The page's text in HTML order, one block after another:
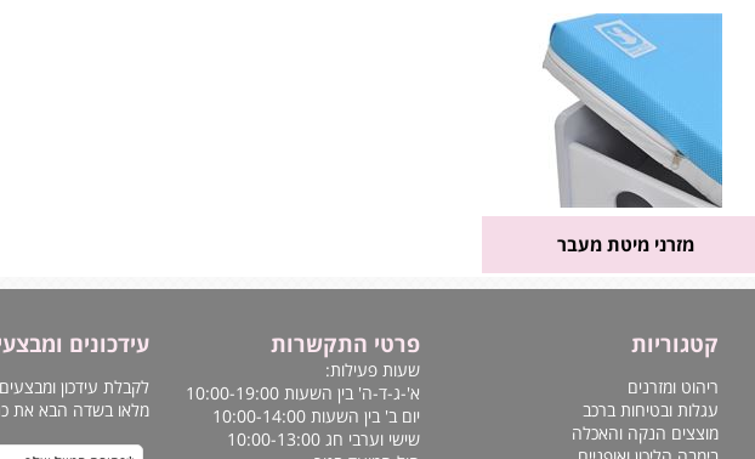
מזרני מיטת מעבר
קטגוריות
ריהוט ומזרנים
עגלות ובטיחות ברכב
מוצצים הנקה והאכלה
פרטי התקשרות
שעות פעילות:
א'-ג-ד-ה' בין השעות 10:00-19:00
יום ב' בין השעות 10:00-14:00
שישי וערבי חג 10:00-13:00
עידכונים
לקבלת עידכון
מלאו בשדה הבא את